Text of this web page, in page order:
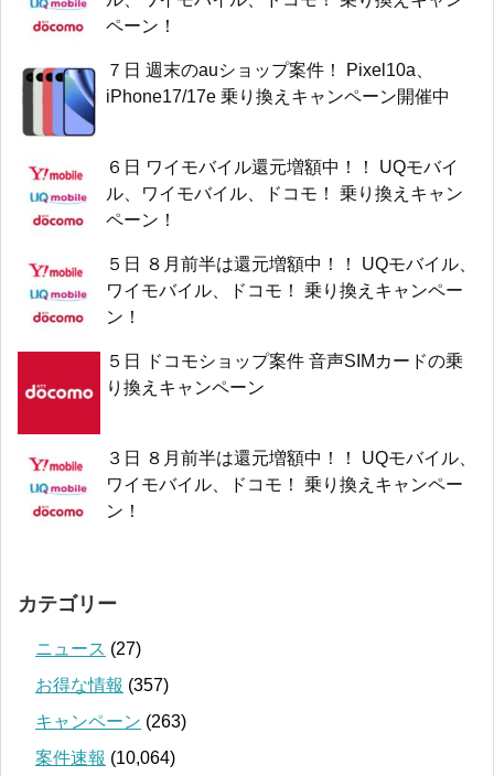
ペーン！
７日 週末のauショップ案件！ Pixel10a、
iPhone17/17e 乗り換えキャンペーン開催中
６日 ワイモバイル還元増額中！！ UQモバイ
ル、ワイモバイル、ドコモ！ 乗り換えキャン
ペーン！
５日 ８月前半は還元増額中！！ UQモバイル、
ワイモバイル、ドコモ！ 乗り換えキャンペー
ン！
５日 ドコモショップ案件 音声SIMカードの乗
り換えキャンペーン
３日 ８月前半は還元増額中！！ UQモバイル、
ワイモバイル、ドコモ！ 乗り換えキャンペー
ン！
カテゴリー
ニュース (27)
お得な情報 (357)
キャンペーン (263)
案件速報 (10,064)